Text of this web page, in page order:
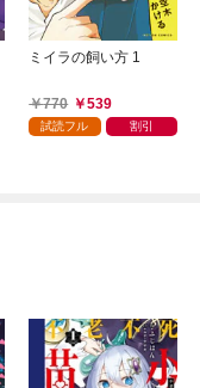
ミイラの飼い方 1
770 539
試読フル 割引